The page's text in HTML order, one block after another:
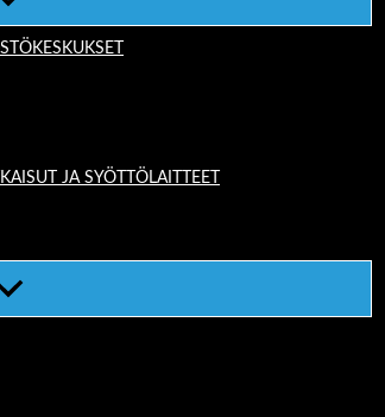
JA SYÖTTÖLAITTEET